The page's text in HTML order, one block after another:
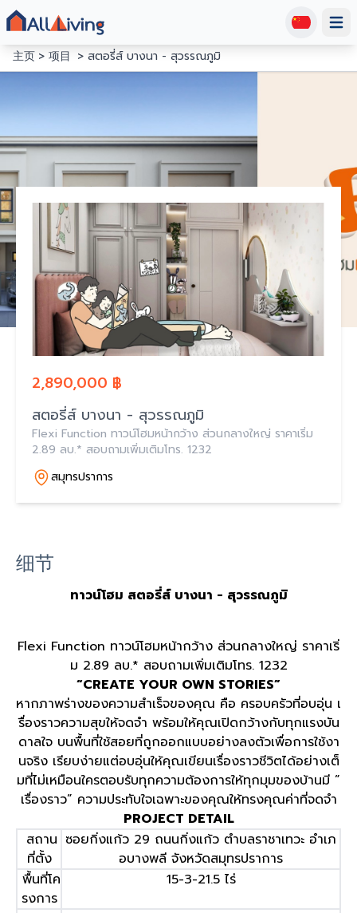
主页
项目 สตอรี่ส์ บางนา - สุวรรณภูมิ
2,890,000 ฿
สตอรี่ส์ บางนา - สุวรรณภูมิ
Flexi Function ทาวน์โฮมหน้ากว้าง ส่วนกลางใหญ่ ราคาเริ่ม
2.89 ลบ.* สอบถามเพิ่มเติมโทร. 1232
สมุทรปราการ
细节
ทาวน์โฮม สตอรี่ส์ บางนา - สุวรรณภูมิ
Flexi Function ทาวน์โฮมหน้ากว้าง ส่วนกลางใหญ่ ราคาเริ่
ม 2.89 ลบ.* สอบถามเพิ่มเติมโทร. 1232
“CREATE YOUR OWN STORIES”
หากภาพร่างของความสำเร็จของคุณ คือ ครอบครัวที่อบอุ่น เ
รื่องราวความสุขให้จดจำ พร้อมให้คุณเปิดกว้างกับทุกแรงบัน
ดาลใจ บนพื้นที่ใช้สอยที่ถูกออกแบบอย่างลงตัวเพื่อการใช้งา
นจริง เรียบง่ายแต่อบอุ่นให้คุณเขียนเรื่องราวชีวิตได้อย่างเต็
มที่ไม่เหมือนใครตอบรับทุกความต้องการให้ทุกมุมของบ้านมี ”
เรื่องราว” ความประทับใจเฉพาะของคุณให้ทรงคุณค่าที่จดจำ
PROJECT DETAIL
สถาน
ที่ตั้ง
ซอยกิ่งแก้ว 29 ถนนกิ่งแก้ว ตำบลราชาเทวะ อำเภ
อบางพลี จังหวัดสมุทรปราการ
พื้นที่โค
รงการ
15-3-21.5 ไร่